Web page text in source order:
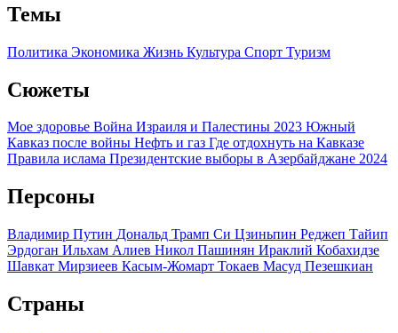
Темы
Политика Экономика Жизнь Культура Спорт Туризм
Сюжеты
Мое здоровье Война Израиля и Палестины 2023 Южный
Кавказ после войны Нефть и газ Где отдохнуть на Кавказе
Правила ислама Президентские выборы в Азербайджане 2024
Персоны
Владимир Путин Дональд Трамп Си Цзиньпин Реджеп Тайип
Эрдоган Ильхам Алиев Никол Пашинян Ираклий Кобахидзе
Шавкат Мирзиеев Касым-Жомарт Токаев Масуд Пезешкиан
Страны